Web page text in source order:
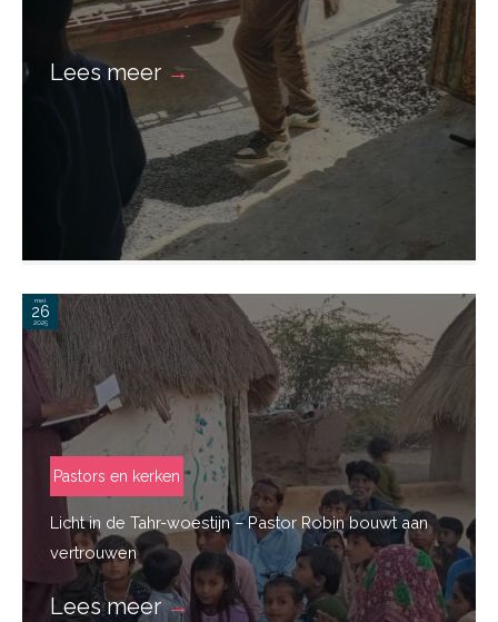
Lees meer →
mei
26
2025
Pastors en kerken
Licht in de Tahr-woestijn – Pastor Robin bouwt aan
vertrouwen
Lees meer→